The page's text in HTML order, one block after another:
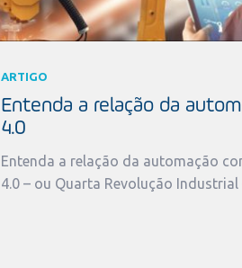
ARTIGO
Entenda a relação da
4.0
Entenda a relação da automação
4.0 – ou Quarta Revolução Industrial